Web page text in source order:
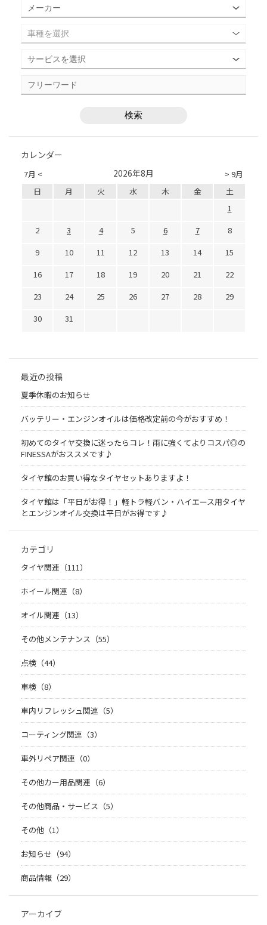
カレンダー
7月 < > 9月
2026年8月
日 月 火 水 木 金
土
1
2
3 4 5 6 7
8
9
10 11 12 13 14
15
16
17 18 19 20 21
22
23
24 25 26 27 28
29
30
31
最近の投稿
夏季休暇のお知らせ
バッテリー・エンジンオイルは価格改定前の今がおすすめ！
初めてのタイヤ交換に迷ったらコレ！雨に強くてよりコスパ◎の
FINESSAがおススメです♪
タイヤ館のお買い得なタイヤセットありますよ！
タイヤ館は「平日がお得！」軽トラ軽バン・ハイエース用タイヤ
とエンジンオイル交換は平日がお得です♪
カテゴリ
タイヤ関連（111）
ホイール関連（8）
オイル関連（13）
その他メンテナンス（55）
点検（44）
車検（8）
車内リフレッシュ関連（5）
コーティング関連（3）
車外リペア関連（0）
その他カー用品関連（6）
その他商品・サービス（5）
その他（1）
お知らせ（94）
商品情報（29）
アーカイブ